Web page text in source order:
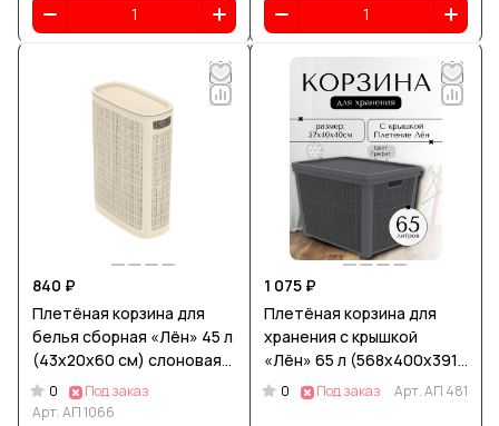
840 ₽
Плетёная корзина для
белья сборная «Лён» 45 л
(43х20х60 см) слоновая
кость
0
Под заказ
Арт.АП 1066
1 075 ₽
Плетёная корзина для
хранения с крышкой
«Лён» 65 л (568х400х391
мм) графит
0 Под заказ Арт.АП 481